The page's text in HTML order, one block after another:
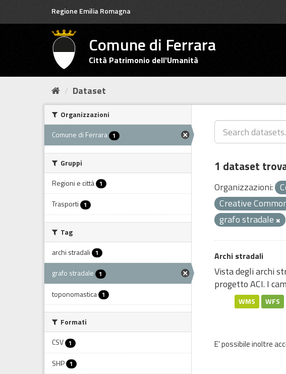
Regione Emilia Romagna
Comune di Ferrara
Città Patrimonio dell'Umanità
Dataset
Organizzazioni
Comune di Ferrara 1
Gruppi
Regioni e città 1
Trasporti 1
Tag
archi stradali 1
grafo stradale 1
toponomastica 1
Formati
CSV 1
SHP 1
1 dataset
Organizzazioni:
Creative
grafo stradale
Archi stradali
Vista degli archi
progetto ACI. I
WMS WFS
E' possibile inoltre